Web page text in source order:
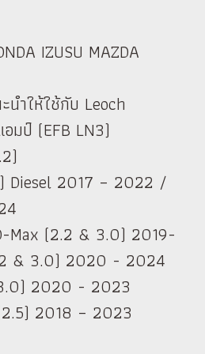
IZUSU MAZDA
ให้ใช้กับ Leoch
มป์ (EFB LN3)
Diesel 2017 – 2022 /
Max (2.2 & 3.0) 2019-
& 3.0) 2020 - 2024
2020 - 2023
2018 – 2023